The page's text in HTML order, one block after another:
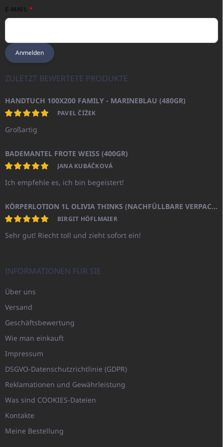
E-MAIL
Anmelden
ZULETZT BEWERTETE PRODUKTE
HANDTUCH 100X200 FAMILY - MARINEBLAU (480GR)
PAVEL ČÍŽEK
Großartig
BADEMANTEL FROTE WEISS (400GR)
JANA KUBÁČKOVÁ
Ich empfehle es, ich bin begeistert!
KÖRPERLOTION 1L OLIVIA THINKS (NACHFÜLLBARE VERPACKUNG)
BIRGIT HÖFLMAIER
Sehr gut! Riecht toll und zieht sofort ein!
INFORMATIONEN FÜR SIE
Über uns
Versand
Geschäftsbewertung
Wie man einkauft
Impressum
DSGVO-Datenschutzrichtlinie (GDPR)
Reklamationen und Gewährleistung
Was sind COOKIES-Dateien
Kontakte
Meine Bestellung